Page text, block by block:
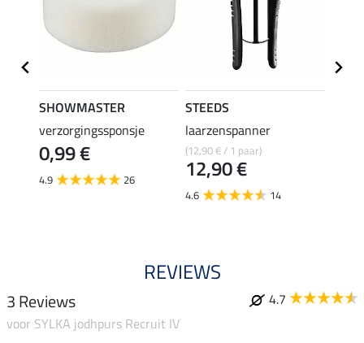
SHOWMASTER
verzorgingssponsje
0,99 €
4.9 26
STEEDS
laarzenspanner
(12,90 € / 1 paar)
12,90 €
4.6 14
REVIEWS
3 Reviews
4.7
voor SYLKA jodhpurs Recruit IV